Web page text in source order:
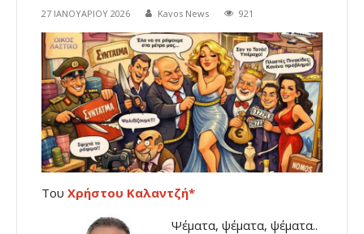
27 ΙΑΝΟΥΑΡΊΟΥ 2026 Kavos News 921
Του Χρήστου Καλαντζή*
Ψέματα, ψέματα, ψέματα..